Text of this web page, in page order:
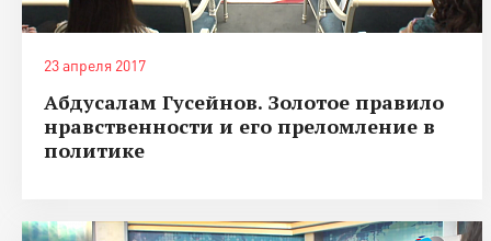
23 апреля 2017
Абдусалам Гусейнов. Золотое правило
нравственности и его преломление в
политике